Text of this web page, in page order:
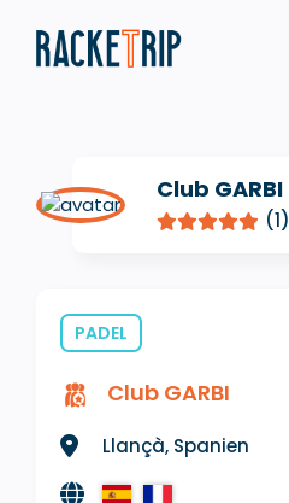
Club GARBI
(1)
PADEL
Club GARBI
Llançà, Spanien